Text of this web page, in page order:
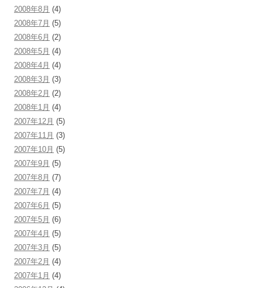
2008年8月 (4)
2008年7月 (5)
2008年6月 (2)
2008年5月 (4)
2008年4月 (4)
2008年3月 (3)
2008年2月 (2)
2008年1月 (4)
2007年12月 (5)
2007年11月 (3)
2007年10月 (5)
2007年9月 (5)
2007年8月 (7)
2007年7月 (4)
2007年6月 (5)
2007年5月 (6)
2007年4月 (5)
2007年3月 (5)
2007年2月 (4)
2007年1月 (4)